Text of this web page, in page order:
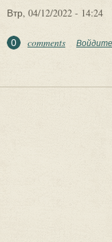
Втр, 04/12/2022 - 14:24
0 comments Войдите